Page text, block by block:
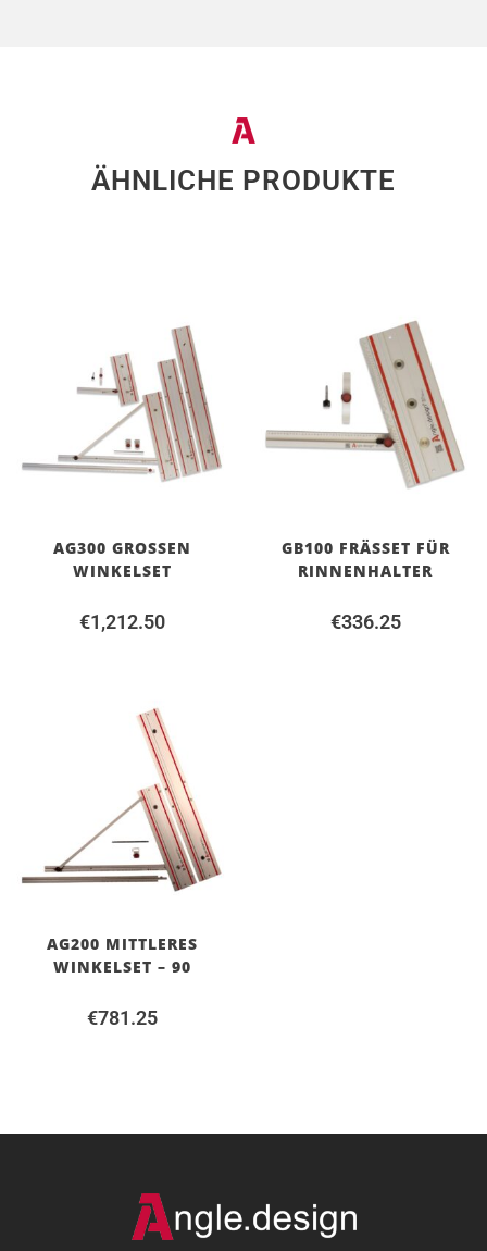
ÄHNLICHE PRODUKTE
AG300 GROSSEN
WINKELSET
€1,212.50
GB100 FRÄSSET FÜR
RINNENHALTER
€336.25
AG200 MITTLERES
WINKELSET – 90
€781.25